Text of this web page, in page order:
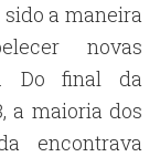
a maneira
novas
Do final da
a maioria dos
encontrava